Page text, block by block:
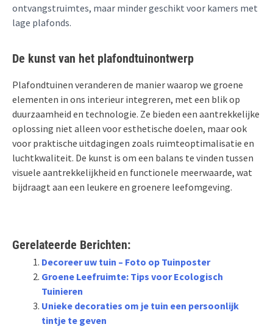
ontvangstruimtes, maar minder geschikt voor kamers met
lage plafonds.
De kunst van het plafondtuinontwerp
Plafondtuinen veranderen de manier waarop we groene
elementen in ons interieur integreren, met een blik op
duurzaamheid en technologie. Ze bieden een aantrekkelijke
oplossing niet alleen voor esthetische doelen, maar ook
voor praktische uitdagingen zoals ruimteoptimalisatie en
luchtkwaliteit. De kunst is om een balans te vinden tussen
visuele aantrekkelijkheid en functionele meerwaarde, wat
bijdraagt aan een leukere en groenere leefomgeving.
Gerelateerde Berichten:
Decoreer uw tuin – Foto op Tuinposter
Groene Leefruimte: Tips voor Ecologisch
Tuinieren
Unieke decoraties om je tuin een persoonlijk
tintje te geven